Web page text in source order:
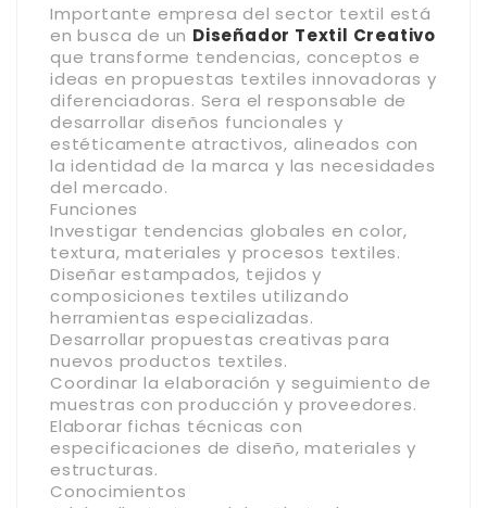
Importante empresa del sector textil está
en busca de un Diseñador Textil Creativo
que transforme tendencias, conceptos e
ideas en propuestas textiles innovadoras y
diferenciadoras. Sera el responsable de
desarrollar diseños funcionales y
estéticamente atractivos, alineados con
la identidad de la marca y las necesidades
del mercado.
Funciones
Investigar tendencias globales en color,
textura, materiales y procesos textiles.
Diseñar estampados, tejidos y
composiciones textiles utilizando
herramientas especializadas.
Desarrollar propuestas creativas para
nuevos productos textiles.
Coordinar la elaboración y seguimiento de
muestras con producción y proveedores.
Elaborar fichas técnicas con
especificaciones de diseño, materiales y
estructuras.
Conocimientos